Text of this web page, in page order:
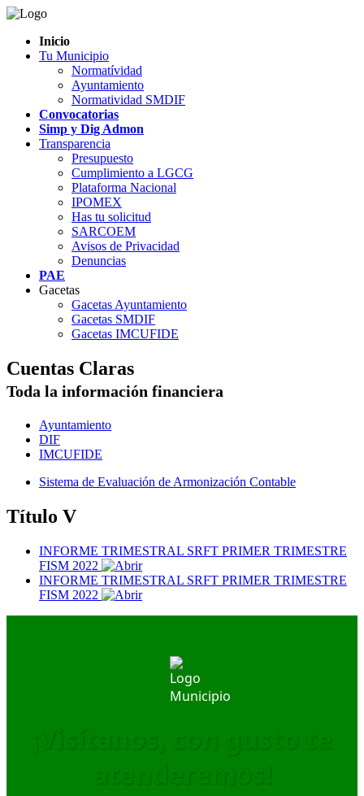
Inicio
Tu Municipio
Normatívidad
Ayuntamiento
Normatividad SMDIF
Convocatorias
Simp y Dig Admon
Transparencia
Presupuesto
Cumplimiento a LGCG
Plataforma Nacional
IPOMEX
Has tu solicitud
SARCOEM
Avisos de Privacidad
Denuncias
PAE
Gacetas
Gacetas Ayuntamiento
Gacetas SMDIF
Gacetas IMCUFIDE
Cuentas Claras
Toda la información financiera
Ayuntamiento
DIF
IMCUFIDE
Sistema de Evaluación de Armonización Contable
Título V
INFORME TRIMESTRAL SRFT PRIMER TRIMESTRE
FISM 2022
INFORME TRIMESTRAL SRFT PRIMER TRIMESTRE
FISM 2022
¡Visítanos, con gusto te
atenderemos!